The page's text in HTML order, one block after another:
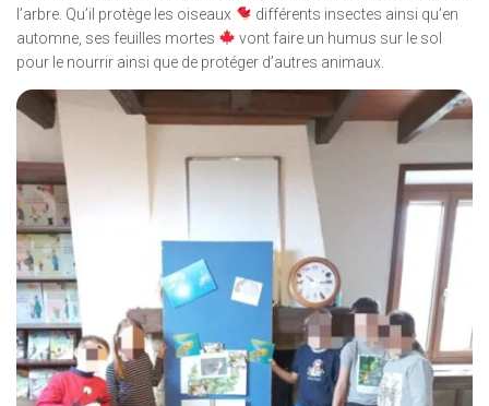
l’arbre. Qu’il protège les oiseaux
différents insectes ainsi qu’en
automne, ses feuilles mortes
vont faire un humus sur le sol
pour le nourrir ainsi que de protéger d’autres animaux.